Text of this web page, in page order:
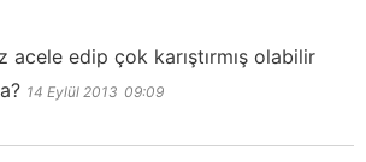
acele edip çok karıştırmış olabilir
14 Eylül 2013 09:09